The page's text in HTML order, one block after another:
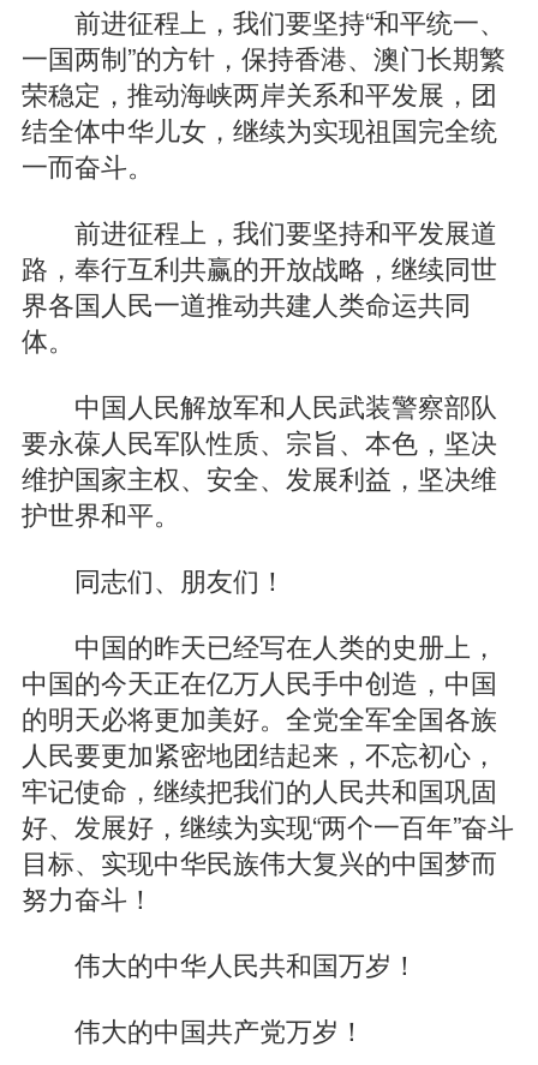
前进征程上，我们要坚持“和平统一、
一国两制”的方针，保持香港、澳门长期繁
荣稳定，推动海峡两岸关系和平发展，团
结全体中华儿女，继续为实现祖国完全统
一而奋斗。
前进征程上，我们要坚持和平发展道
路，奉行互利共赢的开放战略，继续同世
界各国人民一道推动共建人类命运共同
体。
中国人民解放军和人民武装警察部队
要永葆人民军队性质、宗旨、本色，坚决
维护国家主权、安全、发展利益，坚决维
护世界和平。
同志们、朋友们！
中国的昨天已经写在人类的史册上，
中国的今天正在亿万人民手中创造，中国
的明天必将更加美好。全党全军全国各族
人民要更加紧密地团结起来，不忘初心，
牢记使命，继续把我们的人民共和国巩固
好、发展好，继续为实现“两个一百年”奋斗
目标、实现中华民族伟大复兴的中国梦而
努力奋斗！
伟大的中华人民共和国万岁！
伟大的中国共产党万岁！